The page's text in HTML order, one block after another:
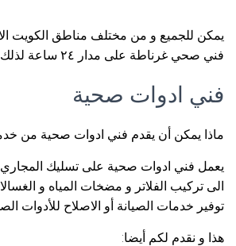
يمكن للجميع و من مختلف مناطق الكويت
فني صحي غرناطة على مدار ٢٤ ساعة لذلك تواصلوا معنا الان.
فني ادوات صحية
ماذا يمكن أن يقدم فني ادوات صحية من
يعمل فني ادوات صحية على تسليك المجاري و
الى تركيب الفلاتر و مضخات المياه و
توفير خدمات الصيانة أو الاصلاح للأدوات
هذا و نقدم لكم أيضا: